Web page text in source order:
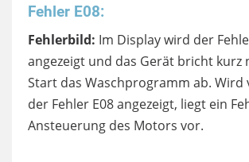
Fehler E08:
Fehlerbild: Im Display wird der
angezeigt und das Gerät bricht kurz
Start das Waschprogramm ab. Wird
der Fehler E08 angezeigt, liegt ein
Ansteuerung des Motors vor.